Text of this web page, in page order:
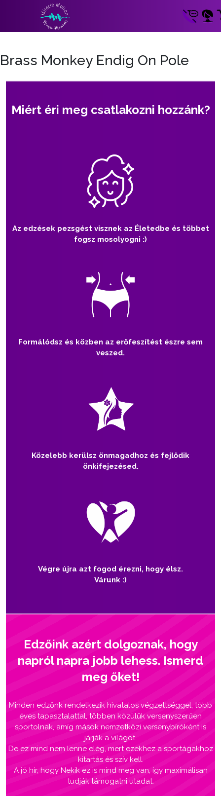
Brass Monkey Endig On Pole
Miért éri meg csatlakozni hozzánk?
Az edzések pezsgést visznek az Életedbe és többet
fogsz mosolyogni :)
Formálódsz és közben az erőfeszítést észre sem
veszed.
Közelebb kerülsz önmagadhoz és fejlődik
önkifejezésed.
Végre újra azt fogod érezni, hogy élsz.
Várunk :)
Edzőink azért dolgoznak, hogy
napról napra jobb lehess. Ismerd
meg őket!
Minden edzőnk rendelkezik hivatalos végzettséggel, több
éves tapasztalattal, többen közülük versenyszerűen
sportolnak, amíg mások nemzetközi versenybíróként is
járják a világot.
De ez mind nem lenne elég, mert ezekhez a sportágakhoz
kitartás és szív kell.
A jó hír, hogy Nekik ez is mind meg van, így maximálisan
tudják támogatni utadat.